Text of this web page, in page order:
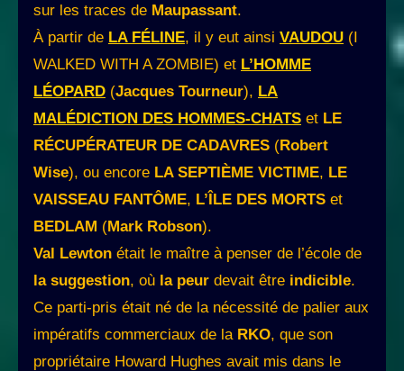
sur les traces de Maupassant.
À partir de LA FÉLINE, il y eut ainsi VAUDOU (I
WALKED WITH A ZOMBIE) et L’HOMME
LÉOPARD (Jacques Tourneur), LA
MALÉDICTION DES HOMMES-CHATS et LE
RÉCUPÉRATEUR DE CADAVRES (Robert
Wise), ou encore LA SEPTIÈME VICTIME, LE
VAISSEAU FANTÔME, L’ÎLE DES MORTS et
BEDLAM (Mark Robson).
Val Lewton était le maître à penser de l’école de
la suggestion, où la peur devait être indicible.
Ce parti-pris était né de la nécessité de palier aux
impératifs commerciaux de la RKO, que son
propriétaire Howard Hughes avait mis dans le